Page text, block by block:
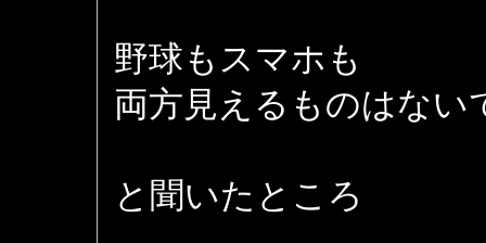
野球もスマホも
両方見えるものはない
と聞いたところ